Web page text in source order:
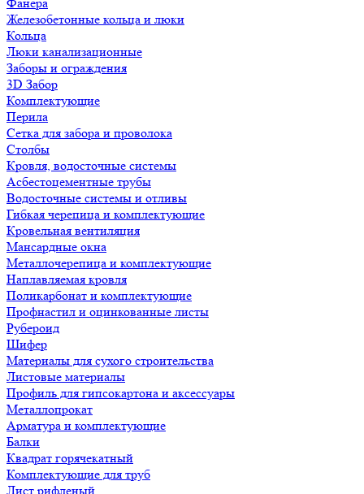
Железобетонные кольца и люки
Кольца
Люки канализационные
Заборы и ограждения
3D Забор
Комплектующие
Перила
Сетка для забора и проволока
Столбы
Кровля, водосточные системы
Асбестоцементные трубы
Водосточные системы и отливы
Гибкая черепица и комплектующие
Кровельная вентиляция
Мансардные окна
Металлочерепица и комплектующие
Наплавляемая кровля
Поликарбонат и комплектующие
Профнастил и оцинкованные листы
Рубероид
Шифер
Материалы для сухого строительства
Листовые материалы
Профиль для гипсокартона и аксессуары
Металлопрокат
Арматура и комплектующие
Балки
Квадрат горячекатный
Комплектующие для труб
Лист рифленый